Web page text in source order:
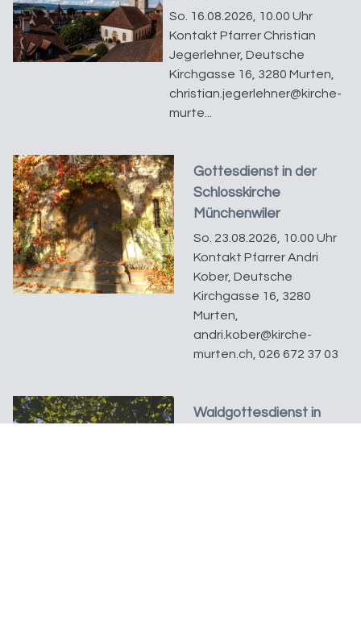
So. 16.08.2026, 10.00 Uhr
Kontakt Pfarrer Christian
Jegerlehner, Deutsche
Kirchgasse 16, 3280 Murten,
christian.jegerlehner@kirche-
murte...
Gottesdienst in der
Schlosskirche
Münchenwiler
So. 23.08.2026, 10.00 Uhr
Kontakt Pfarrer Andri
Kober, Deutsche
Kirchgasse 16, 3280
Murten,
andri.kober@kirche-
murten.ch, 026 672 37 03
Waldgottesdienst in